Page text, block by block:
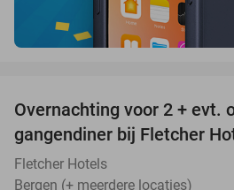
Overnachting voor 2 + evt.
gangendiner bij Fletcher
Fletcher Hotels
Bergen (+ meerdere locaties)